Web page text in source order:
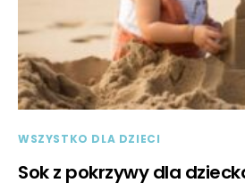
WSZYSTKO DLA DZIECI
Sok z pokrzywy dla